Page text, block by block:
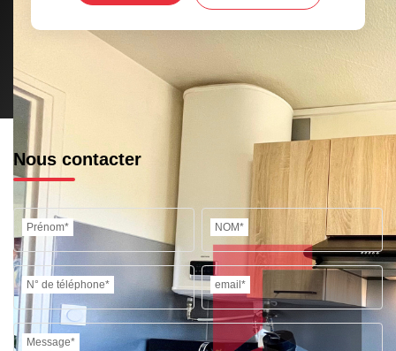
Nous contacter
Prénom* NOM*
N° de téléphone* email*
Message*